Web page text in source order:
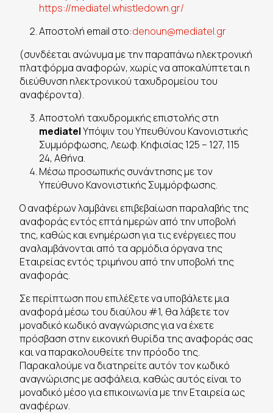
https://mediatel.whistledown.gr/
Αποστολή email στο:denoun@mediatel.gr
(συνδέεται ανώνυμα με την παραπάνω ηλεκτρονική
πλατφόρμα αναφορών, χωρίς να αποκαλύπτεται η
διεύθυνση ηλεκτρονικού ταχυδρομείου του
αναφέροντα).
Αποστολή ταχυδρομικής επιστολής στη
mediatelΥπόψιν του Υπευθύνου Κανονιστικής
Συμμόρφωσης, Λεωφ. Κηφισίας 125 – 127, 115
24, Αθήνα.
Μέσω προσωπικής συνάντησης με τον
Υπεύθυνο Κανονιστικής Συμμόρφωσης.
Ο αναφέρων λαμβάνει επιβεβαίωση παραλαβής της
αναφοράς εντός επτά ημερών από την υποβολή
της, καθώς και ενημέρωση για τις ενέργειες που
αναλαμβάνονται από τα αρμόδια όργανα της
Εταιρείας εντός τριμήνου από την υποβολή της
αναφοράς.
Σε περίπτωση που επιλέξετε να υποβάλετε μια
αναφορά μέσω του διαύλου #1, θα λάβετε τον
μοναδικό κωδικό αναγνώρισης για να έχετε
πρόσβαση στην εικονική θυρίδα της αναφοράς σας
και να παρακολουθείτε την πρόοδο της.
Παρακαλούμε να διατηρείτε αυτόν τον κωδικό
αναγνώρισης με ασφάλεια, καθώς αυτός είναι το
μοναδικό μέσο για επικοινωνία με την Εταιρεία ως
αναφέρων.